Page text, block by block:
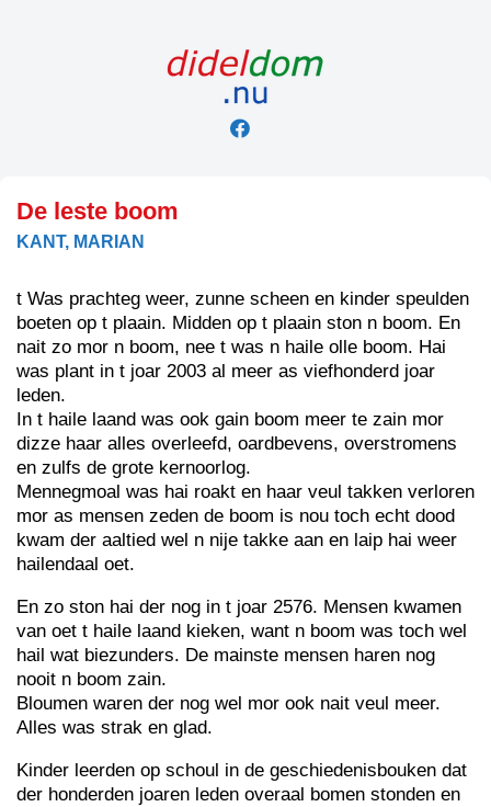
De leste boom
KANT, MARIAN
t Was prachteg weer, zunne scheen en kinder speulden
boeten op t plaain. Midden op t plaain ston n boom. En
nait zo mor n boom, nee t was n haile olle boom. Hai
was plant in t joar 2003 al meer as viefhonderd joar
leden.
In t haile laand was ook gain boom meer te zain mor
dizze haar alles overleefd, oardbevens, overstromens
en zulfs de grote kernoorlog.
Mennegmoal was hai roakt en haar veul takken verloren
mor as mensen zeden de boom is nou toch echt dood
kwam der aaltied wel n nije takke aan en laip hai weer
hailendaal oet.
En zo ston hai der nog in t joar 2576. Mensen kwamen
van oet t haile laand kieken, want n boom was toch wel
hail wat biezunders. De mainste mensen haren nog
nooit n boom zain.
Bloumen waren der nog wel mor ook nait veul meer.
Alles was strak en glad.
Kinder leerden op schoul in de geschiedenisbouken dat
der honderden joaren leden overaal bomen stonden en